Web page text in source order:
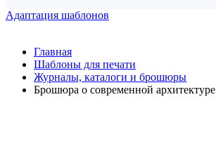
Адаптация шаблонов
Главная
Шаблоны для печати
Журналы, каталоги и брошюры
Брошюра о современной архитектуре